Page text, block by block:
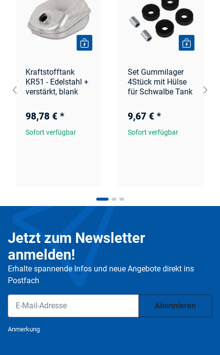
Kraftstofftank
KR51 - Edelstahl +
verstärkt, blank
98,78 € *
Sofort verfügbar
Set Gummilager
4Stück mit Hülse
für Schwalbe Tank
9,67 € *
Sofort verfügbar
Jetzt zum Newsletter
anmelden!
Erhalte spannende Infos und neue Angebote direkt ins
Postfach
Abonnieren
Anmerkung